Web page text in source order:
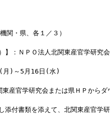
関・県、各１／３）
】：ＮＰＯ法人北関東産官学研究会
月16日(月)～5月16日(水)
東産官学研究会または県ＨＰから
を添えて、北関東産官学研